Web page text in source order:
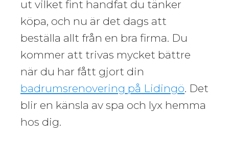
ut vilket fint handfat du tänker
köpa, och nu är det dags att
beställa allt från en bra firma. Du
kommer att trivas mycket bättre
när du har fått gjort din
badrumsrenovering på Lidingö. Det
blir en känsla av spa och lyx hemma
hos dig.